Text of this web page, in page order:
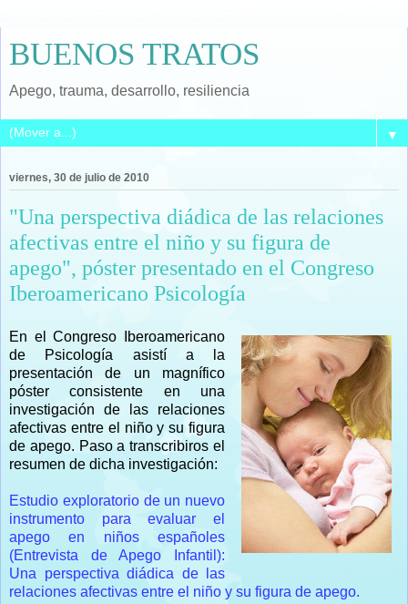
BUENOS TRATOS
Apego, trauma, desarrollo, resiliencia
▼
viernes, 30 de julio de 2010
"Una perspectiva diádica de las relaciones
afectivas entre el niño y su figura de
apego", póster presentado en el Congreso
Iberoamericano Psicología
En el Congreso Iberoamericano
de Psicología asistí a la
presentación de un magnífico
póster consistente en una
investigación de las relaciones
afectivas entre el niño y su figura
de apego. Paso a transcribiros el
resumen de dicha investigación:
Estudio exploratorio de un nuevo
instrumento para evaluar el
apego en niños españoles
(Entrevista de Apego Infantil):
Una perspectiva diádica de las
relaciones afectivas entre el niño y su figura de apego.